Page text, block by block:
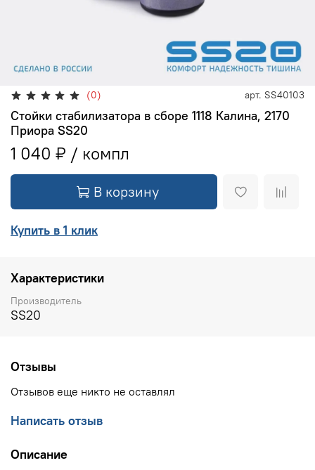
(0) арт. SS40103
Стойки стабилизатора в сборе 1118 Калина, 2170
Приора SS20
1 040 ₽
В корзину
Купить в 1 клик
Характеристики
Производитель
SS20
Отзывы
Отзывов еще никто не оставлял
Написать отзыв
Описание